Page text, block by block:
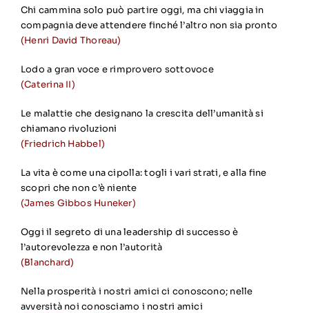
Chi cammina solo può partire oggi, ma chi viaggia in
compagnia deve attendere finché l’altro non sia pronto
(Henri David Thoreau)
Lodo a gran voce e rimprovero sottovoce
(Caterina II)
Le malattie che designano la crescita dell’umanità si
chiamano rivoluzioni
(Friedrich Habbel)
La vita è come una cipolla: togli i vari strati, e alla fine
scopri che non c’è niente
(James Gibbos Huneker)
Oggi il segreto di una leadership di successo è
l’autorevolezza e non l’autorità
(Blanchard)
Nella prosperità i nostri amici ci conoscono; nelle
avversità noi conosciamo i nostri amici